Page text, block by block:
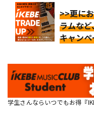
>>更に
ラムな
キャン
学生さんならいつでもお得『